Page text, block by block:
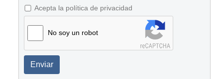
Acepta la política de privacidad
No soy un robot
Enviar